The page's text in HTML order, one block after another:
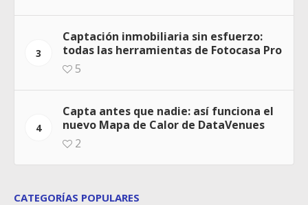
3
Captación inmobiliaria sin esfuerzo:
todas las herramientas de Fotocasa Pro
5
4
Capta antes que nadie: así funciona el
nuevo Mapa de Calor de DataVenues
2
CATEGORÍAS POPULARES